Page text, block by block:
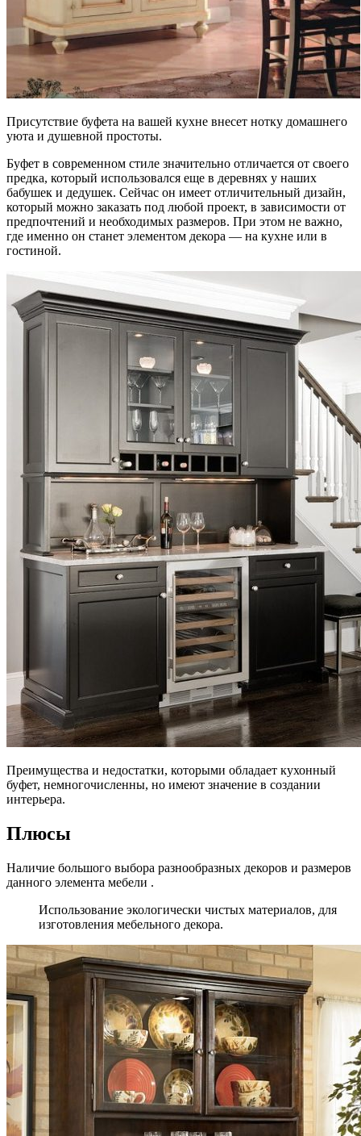
Присутствие буфета на вашей кухне внесет нотку домашнего
уюта и душевной простоты.
Буфет в современном стиле значительно отличается от своего
предка, который использовался еще в деревнях у наших
бабушек и дедушек. Сейчас он имеет отличительный дизайн,
который можно заказать под любой проект, в зависимости от
предпочтений и необходимых размеров. При этом не важно,
где именно он станет элементом декора — на кухне или в
гостиной.
Преимущества и недостатки, которыми обладает кухонный
буфет, немногочисленны, но имеют значение в создании
интерьера.
Плюсы
Наличие большого выбора разнообразных декоров и размеров
данного элемента мебели .
Использование экологически чистых материалов, для
изготовления мебельного декора.